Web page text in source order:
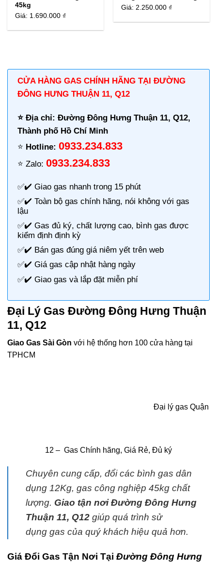
45kg
Giá: 1.690.000 ₫
Giá: 2.250.000 ₫
CỬA HÀNG GAS CHÍNH HÃNG TẠI ĐƯỜNG
ĐÔNG HƯNG THUẬN 11, Q12
⭐️ Địa chỉ: Đường Đông Hưng Thuận 11, Q12,
Thành phố Hồ Chí Minh
⭐️ Hotline: 0933.234.833
⭐️ Zalo: 0933.234.833
✅✔️ Giao gas nhanh trong 15 phút
✅✔️ Toàn bộ gas chính hãng, nói không với gas
lậu
✅✔️ Gas đủ ký, chất lượng cao, bình gas được
kiểm định định kỳ
✅✔️ Bán gas đúng giá niêm yết trên web
✅✔️ Giá gas cập nhật hàng ngày
✅✔️ Giao gas và lắp đặt miễn phí
Đại Lý Gas Đường Đông Hưng Thuận
11, Q12
Giao Gas Sài Gòn với hệ thống hơn 100 cửa hàng tại
TPHCM
Đại lý gas Quận
12 – Gas Chính hãng, Giá Rẻ, Đủ ký
Chuyên cung cấp, đổi các bình gas dân
dụng 12Kg, gas công nghiệp 45kg chất
lượng. Giao tận nơi Đường Đông Hưng
Thuận 11, Q12 giúp quá trình sử
dụng gas của quý khách hiệu quả hơn.
Giá Đổi Gas Tận Nơi Tại Đường Đông Hưng